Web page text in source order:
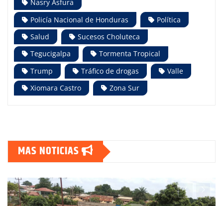
Nasry Asfura
Policía Nacional de Honduras
Política
Salud
Sucesos Choluteca
Tegucigalpa
Tormenta Tropical
Trump
Tráfico de drogas
Valle
Xiomara Castro
Zona Sur
MAS NOTICIAS